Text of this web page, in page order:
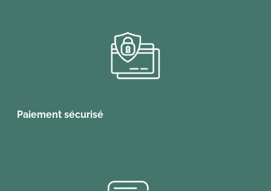
Paiement sécurisé